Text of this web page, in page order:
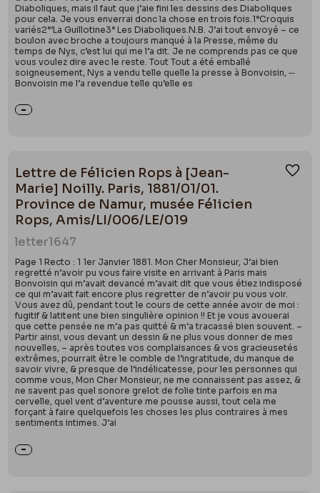
Diaboliques, mais il faut que j’aie fini les dessins des Diaboliques
pour cela. Je vous enverrai donc la chose en trois fois.1°Croquis
variés2°’La Guillotine3° Les Diaboliques.N.B. J’ai tout envoyé – ce
boulon avec broche a toujours manqué à la Presse, même du
temps de Nys, c’est lui qui me l’a dit. Je ne comprends pas ce que
vous voulez dire avec le reste. Tout Tout a été emballé
soigneusement, Nys a vendu telle quelle la presse à Bonvoisin, ─
Bonvoisin me l’a revendue telle qu’elle es
Lettre de Félicien Rops à [Jean-
Marie] Noilly. Paris, 1881/01/01.
Province de Namur, musée Félicien
Rops, Amis/LI/006/LE/019
letter1647
Page 1 Recto : 1 1er Janvier 1881. Mon Cher Monsieur, J’ai bien
regretté n’avoir pu vous faire visite en arrivant à Paris mais
Bonvoisin qui m’avait devancé m’avait dit que vous étiez indisposé
ce qui m’avait fait encore plus regretter de n’avoir pu vous voir.
Vous avez dû, pendant tout le cours de cette année avoir de moi :
fugitif & latitent une bien singulière opinion !! Et je vous avouerai
que cette pensée ne m’a pas quitté & m’a tracassé bien souvent. –
Partir ainsi, vous devant un dessin & ne plus vous donner de mes
nouvelles, – après toutes vos complaisances & vos gracieusetés
extrêmes, pourrait être le comble de l’ingratitude, du manque de
savoir vivre, & presque de l’indélicatesse, pour les personnes qui
comme vous, Mon Cher Monsieur, ne me connaissent pas assez, &
ne savent pas quel sonore grelot de folie tinte parfois en ma
cervelle, quel vent d’aventure me pousse aussi, tout cela me
forçant à faire quelquefois les choses les plus contraires à mes
sentiments intimes. J’ai